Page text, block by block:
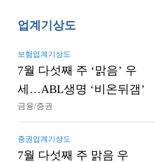
업계기상도
보험업계기상도
7월 다섯째 주 ‘맑음’ 우
세…ABL생명 ‘비온뒤갬’
금융/증권
증권업계기상도
7월 다섯째 주 맑음 우